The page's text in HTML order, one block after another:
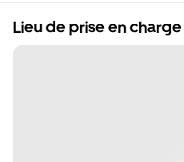
Lieu de prise en charge